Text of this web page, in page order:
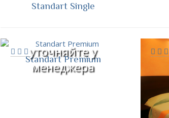
Standart Single
уточняйте у
менеджера
Standart Premium